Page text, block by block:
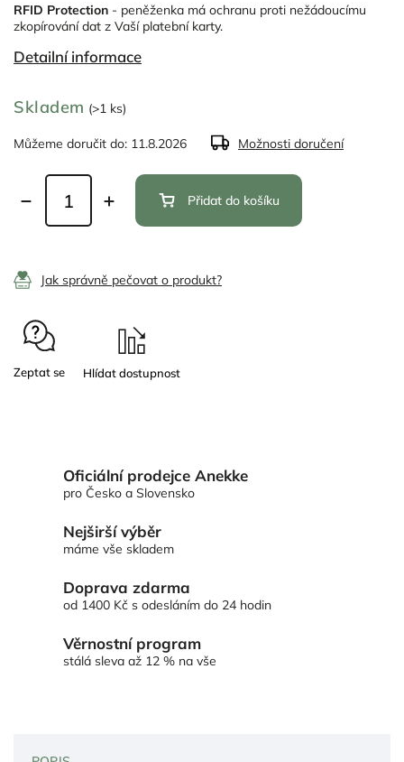
RFID Protection - peněženka má ochranu proti nežádoucímu
zkopírování dat z Vaší platební karty.
Detailní informace
Skladem (>1 ks)
Můžeme doručit do: 11.8.2026 Možnosti doručení
Přidat do košíku
Jak správně pečovat o produkt?
Zeptat se
Oficiální prodejce Anekke
pro Česko a Slovensko
Nejširší výběr
máme vše skladem
Doprava zdarma
od 1400 Kč s odesláním do 24 hodin
Věrnostní program
stálá sleva až 12 % na vše